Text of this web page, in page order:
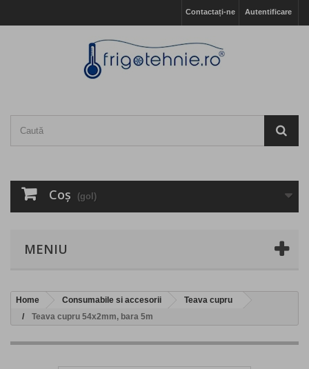
Autentificare
Contactați-ne
Coş (gol)
MENIU
Home Consumabile si accesorii
Teava cupru
Teava cupru 54x2mm, bara 5m